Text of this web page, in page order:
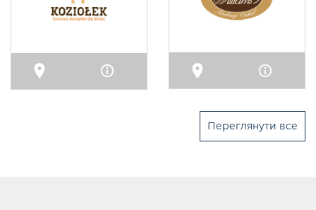
Карта Інфо Карта Інфо
Переглянути все